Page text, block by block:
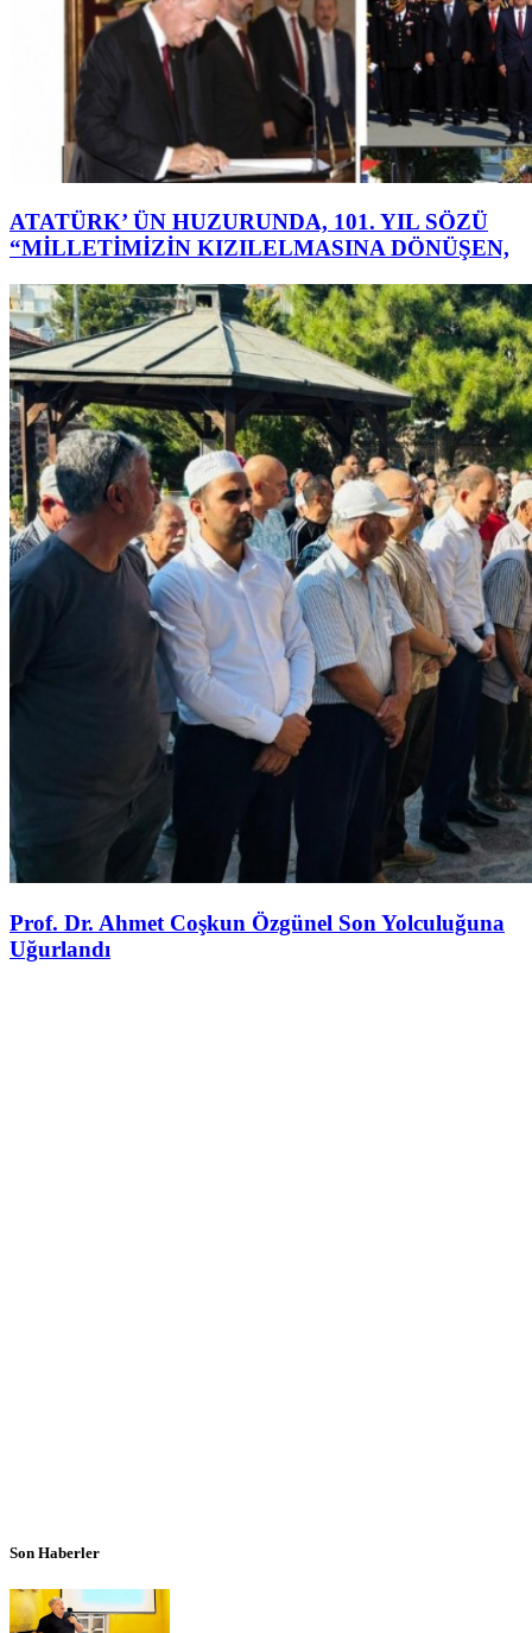
ATATÜRK’ ÜN HUZURUNDA, 101. YIL SÖZÜ
“MİLLETİMİZİN KIZILELMASINA DÖNÜŞEN,
Prof. Dr. Ahmet Coşkun Özgünel Son Yolculuğuna
Uğurlandı
Son Haberler